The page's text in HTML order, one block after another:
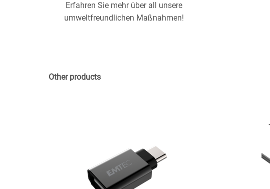
Erfahren Sie mehr über all unsere
umweltfreundlichen Maßnahmen!
Other products